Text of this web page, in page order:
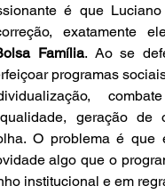
é que
exatamente
Família. Ao se
programas
geração de
O problema é que
algo que o
institucional e em